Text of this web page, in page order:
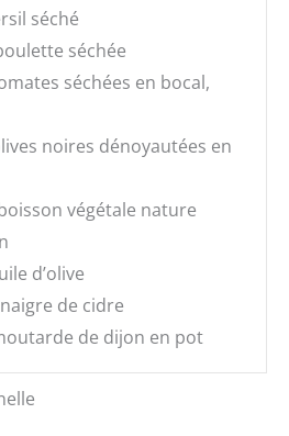
séché
séchée
séchées en bocal,
noires dénoyautées en
végétale nature
d’olive
de cidre
de dijon en pot